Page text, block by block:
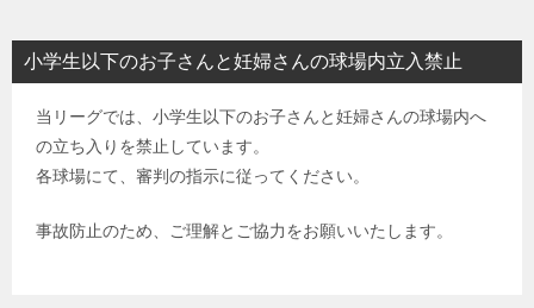
小学生以下のお子さんと妊婦さんの球場内立入禁止
当リーグでは、小学生以下のお子さんと妊婦さんの球場内へ
の立ち入りを禁止しています。
各球場にて、審判の指示に従ってください。
事故防止のため、ご理解とご協力をお願いいたします。